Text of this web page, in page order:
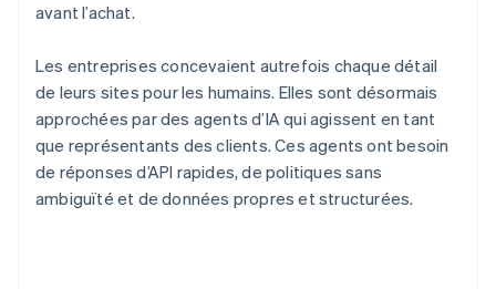
avant l’achat.
Les entreprises concevaient autrefois chaque détail
de leurs sites pour les humains. Elles sont désormais
approchées par des agents d’IA qui agissent en tant
que représentants des clients. Ces agents ont besoin
de réponses d’API rapides, de politiques sans
ambiguïté et de données propres et structurées.